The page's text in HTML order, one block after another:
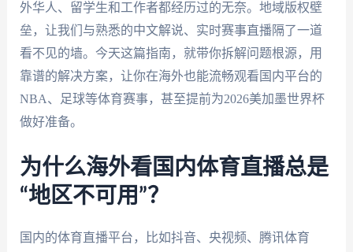
外华人、留学生和工作者都经历过的无奈。地域版权壁
垒，让我们与熟悉的中文解说、实时赛事直播隔了一道
看不见的墙。今天这篇指南，就带你拆解问题根源，用
靠谱的解决方案，让你在海外也能流畅观看国内平台的
NBA、足球等体育赛事，甚至提前为2026美加墨世界杯
做好准备。
为什么海外看国内体育直播总是
“地区不可用”？
国内的体育直播平台，比如抖音、央视频、腾讯体育